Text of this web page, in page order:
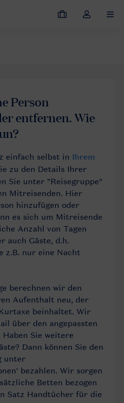
Meine
Dropdown-